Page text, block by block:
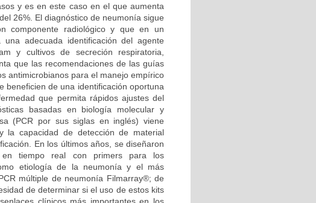
y es en este caso en el que aumenta
26%. El diagnóstico de neumonía sigue
componente radiológico y que en un
adecuada identificación del agente
y cultivos de secreción respiratoria,
que las recomendaciones de las guías
antimicrobianos para el manejo empírico
beneficien de una identificación oportuna
que permita rápidos ajustes del
basadas en biología molecular y
(PCR por sus siglas en inglés) viene
la capacidad de detección de material
En los últimos años, se diseñaron
en tiempo real con primers para los
etiología de la neumonía y el más
múltiple de neumonía Filmarray®; de
de determinar si el uso de estos kits